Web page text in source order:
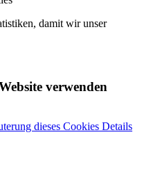
damit wir unser
verwenden
dieses Cookies Details